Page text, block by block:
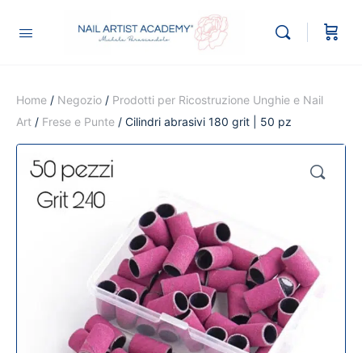
Home / Negozio / Prodotti per Ricostruzione Unghie e Nail
Art / Frese e Punte / Cilindri abrasivi 180 grit | 50 pz
🔍